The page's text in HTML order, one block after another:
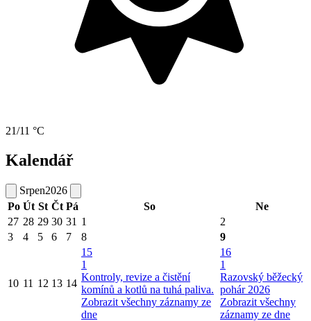
21/11 °C
Kalendář
Srpen2026
Po Út St Čt Pá So
Ne
27 28 29 30 31 1
2
3
4 5 6 7 8 9
10 11 12 13 14
15
1
Kontroly, revize a čistění
komínů a kotlů na tuhá paliva.
Zobrazit všechny záznamy ze
dne
16
1
Razovský běžecký
pohár 2026
Zobrazit všechny
záznamy ze dne